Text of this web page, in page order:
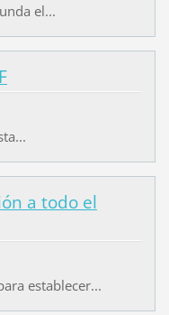
el...
a todo el
establecer...